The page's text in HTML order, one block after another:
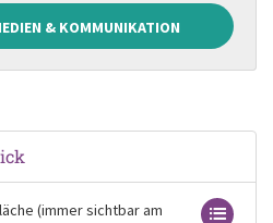
& KOMMUNIKATION
(immer sichtbar am